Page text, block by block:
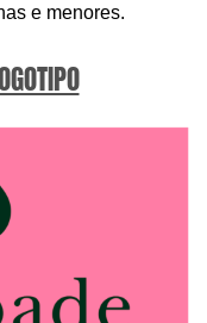
e menores.